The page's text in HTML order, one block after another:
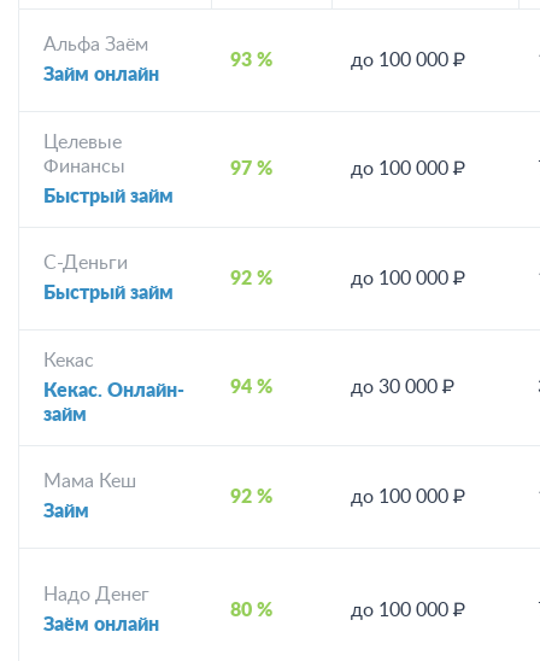
Альфа Заём
Займ онлайн
93 % до 100 000 ₽
Целевые
Финансы
Быстрый займ
97 % до 100 000 ₽
С-Деньги
Быстрый займ
92 % до 100 000 ₽
Кекас
Кекас. Онлайн-
займ
94 % до 30 000 ₽
Мама Кеш
Займ
92 % до 100 000 ₽
Надо Денег
Заём онлайн
80 % до 100 000 ₽